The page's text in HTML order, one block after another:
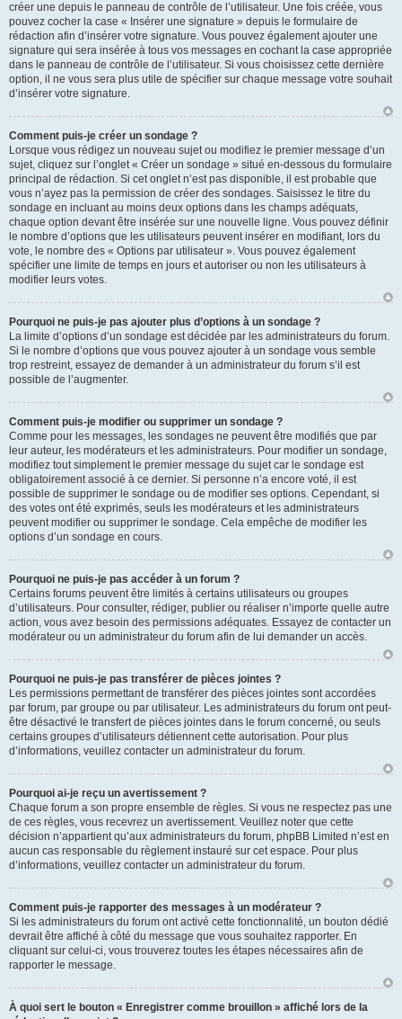
créer une depuis le panneau de contrôle de l’utilisateur. Une fois créée, vous
pouvez cocher la case « Insérer une signature » depuis le formulaire de
rédaction afin d’insérer votre signature. Vous pouvez également ajouter une
signature qui sera insérée à tous vos messages en cochant la case appropriée
dans le panneau de contrôle de l’utilisateur. Si vous choisissez cette dernière
option, il ne vous sera plus utile de spécifier sur chaque message votre souhait
d’insérer votre signature.
Comment puis-je créer un sondage ?
Lorsque vous rédigez un nouveau sujet ou modifiez le premier message d’un
sujet, cliquez sur l’onglet « Créer un sondage » situé en-dessous du formulaire
principal de rédaction. Si cet onglet n’est pas disponible, il est probable que
vous n’ayez pas la permission de créer des sondages. Saisissez le titre du
sondage en incluant au moins deux options dans les champs adéquats,
chaque option devant être insérée sur une nouvelle ligne. Vous pouvez définir
le nombre d’options que les utilisateurs peuvent insérer en modifiant, lors du
vote, le nombre des « Options par utilisateur ». Vous pouvez également
spécifier une limite de temps en jours et autoriser ou non les utilisateurs à
modifier leurs votes.
Pourquoi ne puis-je pas ajouter plus d’options à un sondage ?
La limite d’options d’un sondage est décidée par les administrateurs du forum.
Si le nombre d’options que vous pouvez ajouter à un sondage vous semble
trop restreint, essayez de demander à un administrateur du forum s’il est
possible de l’augmenter.
Comment puis-je modifier ou supprimer un sondage ?
Comme pour les messages, les sondages ne peuvent être modifiés que par
leur auteur, les modérateurs et les administrateurs. Pour modifier un sondage,
modifiez tout simplement le premier message du sujet car le sondage est
obligatoirement associé à ce dernier. Si personne n’a encore voté, il est
possible de supprimer le sondage ou de modifier ses options. Cependant, si
des votes ont été exprimés, seuls les modérateurs et les administrateurs
peuvent modifier ou supprimer le sondage. Cela empêche de modifier les
options d’un sondage en cours.
Pourquoi ne puis-je pas accéder à un forum ?
Certains forums peuvent être limités à certains utilisateurs ou groupes
d’utilisateurs. Pour consulter, rédiger, publier ou réaliser n’importe quelle autre
action, vous avez besoin des permissions adéquates. Essayez de contacter un
modérateur ou un administrateur du forum afin de lui demander un accès.
Pourquoi ne puis-je pas transférer de pièces jointes ?
Les permissions permettant de transférer des pièces jointes sont accordées
par forum, par groupe ou par utilisateur. Les administrateurs du forum ont peut-
être désactivé le transfert de pièces jointes dans le forum concerné, ou seuls
certains groupes d’utilisateurs détiennent cette autorisation. Pour plus
d’informations, veuillez contacter un administrateur du forum.
Pourquoi ai-je reçu un avertissement ?
Chaque forum a son propre ensemble de règles. Si vous ne respectez pas une
de ces règles, vous recevrez un avertissement. Veuillez noter que cette
décision n’appartient qu’aux administrateurs du forum, phpBB Limited n’est en
aucun cas responsable du règlement instauré sur cet espace. Pour plus
d’informations, veuillez contacter un administrateur du forum.
Comment puis-je rapporter des messages à un modérateur ?
Si les administrateurs du forum ont activé cette fonctionnalité, un bouton dédié
devrait être affiché à côté du message que vous souhaitez rapporter. En
cliquant sur celui-ci, vous trouverez toutes les étapes nécessaires afin de
rapporter le message.
À quoi sert le bouton « Enregistrer comme brouillon » affiché lors de la